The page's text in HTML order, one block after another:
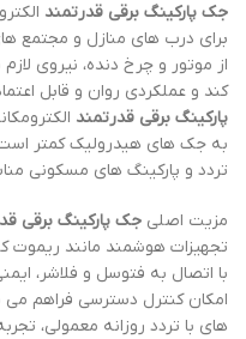
جک پارکینگ برقی قدرتمند
برای درب های منازل و مجتمع
از موتور و چرخ دنده، نیروی
کند و عملکردی روان و قابل
پارکینگ برقی قدرتمند
به جک های هیدرولیک کمتر
تردد و پارکینگ های مسکونی
مزیت اصلی جک پارکینگ برقی
تجهیزات هوشمند مانند
با اتصال به فتوسل و فلاشر،
امکان کنترل دسترسی فراهم
های با تردد روزانه معمولی،